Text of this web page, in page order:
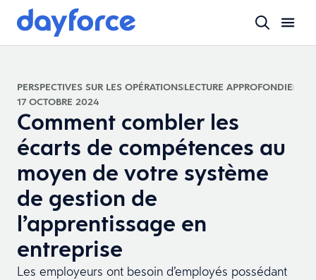
PERSPECTIVES SUR LES OPÉRATIONSLECTURE APPROFONDIE
17 OCTOBRE 2024
Comment combler les
écarts de compétences au
moyen de votre système
de gestion de
l’apprentissage en
entreprise
Les employeurs ont besoin d’employés possédant